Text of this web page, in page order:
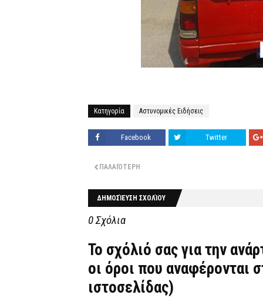
Κατηγορία Αστυνομικές Ειδήσεις
Facebook Twitter
ΠΑΛΑΙΌΤΕΡΗ
ΔΗΜΟΣΊΕΥΣΗ ΣΧΟΛΊΟΥ
0 Σχόλια
Το σχόλιό σας για την
οι όροι που αναφέρονται
ιστοσελίδας)